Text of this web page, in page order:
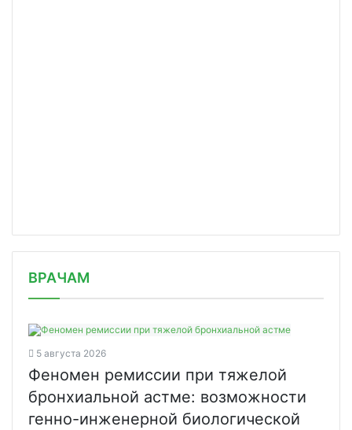
ВРАЧАМ
5 августа 2026
Феномен ремиссии при тяжелой
бронхиальной астме: возможности
генно-инженерной биологической